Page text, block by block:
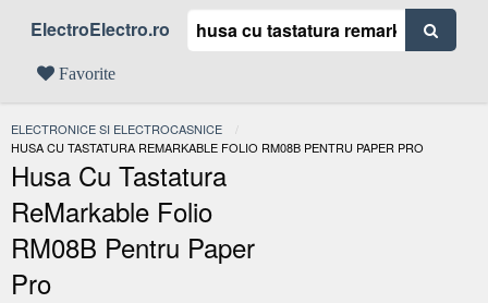
ElectroElectro.ro
Favorite
ELECTRONICE SI ELECTROCASNICE
ACTUAL:
HUSA CU TASTATURA REMARKABLE FOLIO RM08B PENTRU PAPER PRO
Husa Cu Tastatura
ReMarkable Folio
RM08B Pentru Paper
Pro